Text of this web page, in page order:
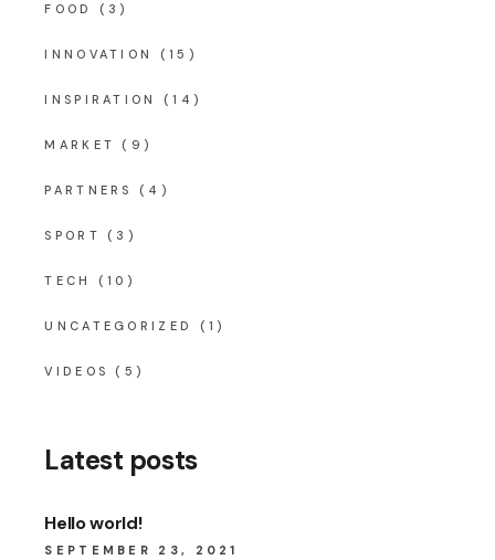
FOOD (3)
INNOVATION (15)
INSPIRATION (14)
MARKET (9)
PARTNERS (4)
SPORT (3)
TECH (10)
UNCATEGORIZED (1)
VIDEOS (5)
Latest posts
Hello world!
SEPTEMBER 23, 2021